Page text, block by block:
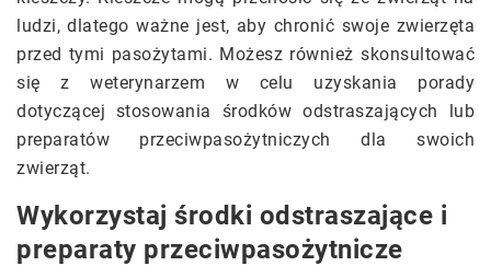
ludzi, dlatego ważne jest, aby chronić swoje zwierzęta
przed tymi pasożytami. Możesz również skonsultować
się z weterynarzem w celu uzyskania porady
dotyczącej stosowania środków odstraszających lub
preparatów przeciwpasożytniczych dla swoich
zwierząt.
Wykorzystaj środki odstraszające i
preparaty przeciwpasożytnicze